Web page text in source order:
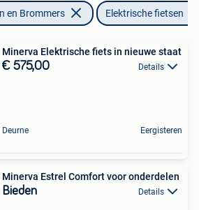
en Brommers Elektrische fietsen
Minerva Elektrische fiets in nieuwe staat
€ 575,00 Details
Deurne Eergisteren
Minerva Estrel Comfort voor onderdelen
Bieden Details